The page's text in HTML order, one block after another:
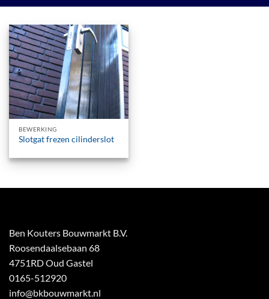
BEWERKING
Slotgat frezen cilinderslot
Ben Kouters Bouwmarkt B.V.
Roosendaalsebaan 68
4751RD Oud Gastel
0165-512920
info@bkbouwmarkt.nl